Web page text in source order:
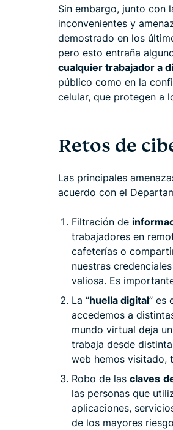
Sin embargo, junto con
inconvenientes y
demostrado en los
pero esto entraña
cualquier trabajador a
público como en la
celular, que protegen a
Retos de
Las principales
acuerdo con el
Filtración de
trabajadores en
cafeterías o
nuestras
valiosa. Es
La “huella digital” es
accedemos a
mundo virtual deja
trabaja desde
web hemos visitado,
Robo de las claves
las personas que
aplicaciones,
de los mayores